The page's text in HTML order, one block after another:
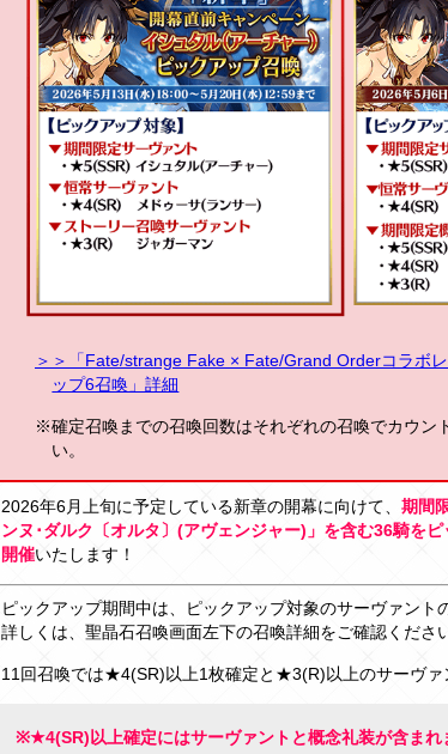
＞＞「Fate/strange Fake × Fate/Grand Orderコラボ
ップ6召喚」詳細
※確定召喚までの召喚回数はそれぞれの召喚でカウン
い。
2026年6月上旬に予定している新章の開幕に向けて、 期間
ンヌ･ダルク〔オルタ〕(アヴェンジャー)」を含む36騎を
開催いたします！
ピックアップ期間中は、ピックアップ対象のサーヴァント
詳しくは、聖晶石召喚画面左下の召喚詳細をご確認ください
11回召喚では★4(SR)以上1枚確定と★3(R)以上のサーヴァ
※★4(SR)以上確定にはサーヴァントと概念礼装が含まれ